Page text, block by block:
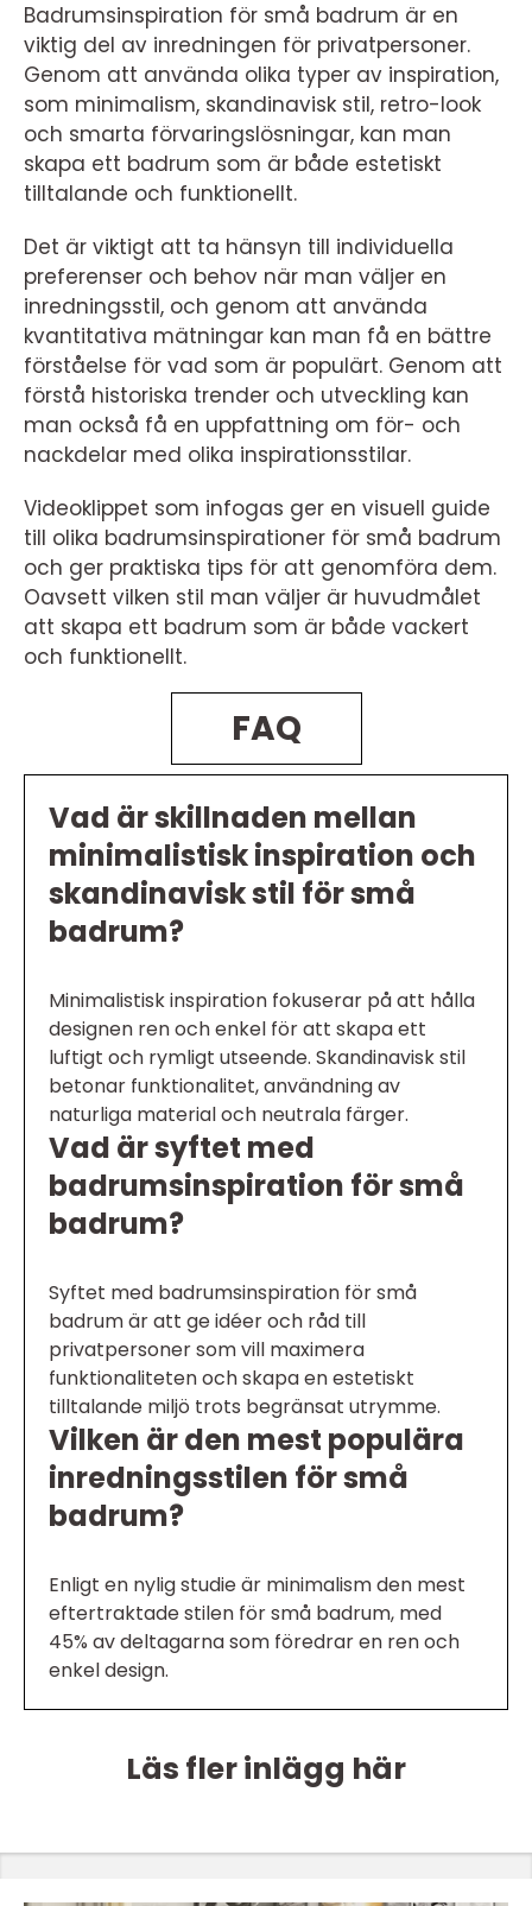
Badrumsinspiration för små badrum är en
viktig del av inredningen för privatpersoner.
Genom att använda olika typer av inspiration,
som minimalism, skandinavisk stil, retro-look
och smarta förvaringslösningar, kan man
skapa ett badrum som är både estetiskt
tilltalande och funktionellt.
Det är viktigt att ta hänsyn till individuella
preferenser och behov när man väljer en
inredningsstil, och genom att använda
kvantitativa mätningar kan man få en bättre
förståelse för vad som är populärt. Genom att
förstå historiska trender och utveckling kan
man också få en uppfattning om för- och
nackdelar med olika inspirationsstilar.
Videoklippet som infogas ger en visuell guide
till olika badrumsinspirationer för små badrum
och ger praktiska tips för att genomföra dem.
Oavsett vilken stil man väljer är huvudmålet
att skapa ett badrum som är både vackert
och funktionellt.
FAQ
Vad är skillnaden mellan
minimalistisk inspiration och
skandinavisk stil för små
badrum?
Minimalistisk inspiration fokuserar på att hålla
designen ren och enkel för att skapa ett
luftigt och rymligt utseende. Skandinavisk stil
betonar funktionalitet, användning av
naturliga material och neutrala färger.
Vad är syftet med
badrumsinspiration för små
badrum?
Syftet med badrumsinspiration för små
badrum är att ge idéer och råd till
privatpersoner som vill maximera
funktionaliteten och skapa en estetiskt
tilltalande miljö trots begränsat utrymme.
Vilken är den mest populära
inredningsstilen för små
badrum?
Enligt en nylig studie är minimalism den mest
eftertraktade stilen för små badrum, med
45% av deltagarna som föredrar en ren och
enkel design.
Läs fler inlägg här